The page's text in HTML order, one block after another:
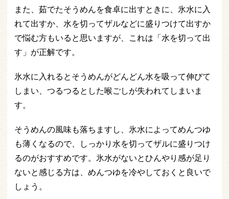
また、茹でたそうめんを食卓に出すときに、氷水に入
れて出すか、水を切ってザルなどに盛りつけて出すか
で悩む方もいると思いますが、これは「水を切って出
す」が正解です。
氷水に入れるとそうめんがどんどん水を吸って伸びて
しまい、つるつるとした喉ごしが失われてしまいま
す。
そうめんの風味も落ちますし、氷水によってめんつゆ
も薄くなるので、しっかり水を切ってザルに盛りつけ
るのがおすすめです。氷水がないとひんやり感が足り
ないと感じる方は、めんつゆを冷やしておくと良いで
しょう。